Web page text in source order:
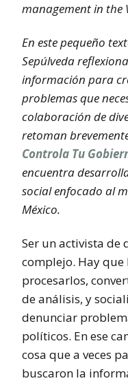
management in the
En este pequeño
Sepúlveda
información para
problemas que
colaboración de
retoman
Controla Tu
encuentra
social enfocado al
México.
Ser un activista de
complejo. Hay
procesarlos,
de análisis, y
denunciar
políticos. En ese
cosa que a veces
buscaron la